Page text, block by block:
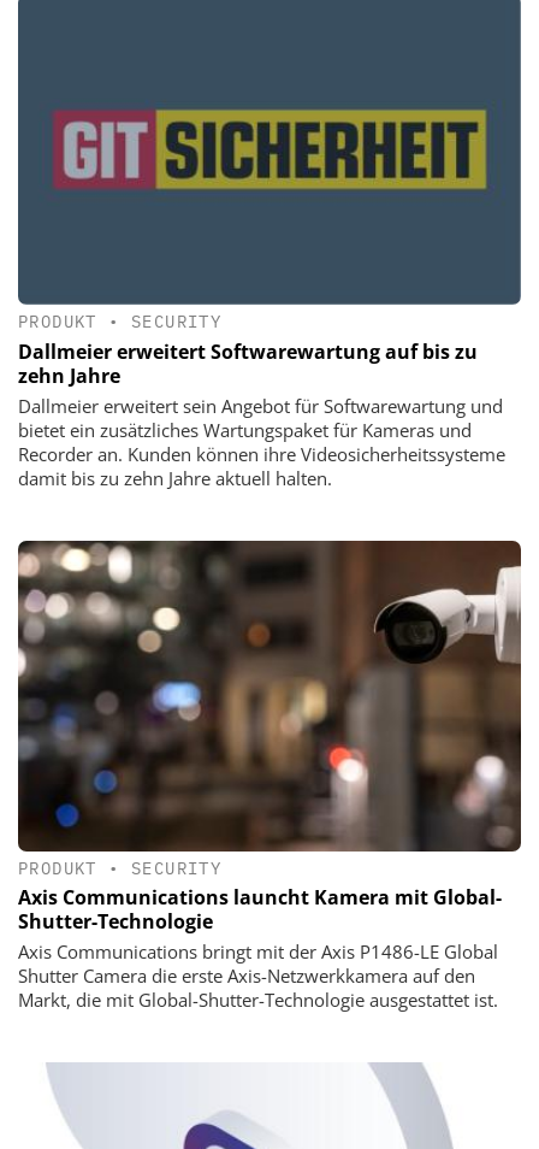
PRODUKT • SECURITY
Dallmeier erweitert Softwarewartung auf bis zu
zehn Jahre
Dallmeier erweitert sein Angebot für Softwarewartung und
bietet ein zusätzliches Wartungspaket für Kameras und
Recorder an. Kunden können ihre Videosicherheitssysteme
damit bis zu zehn Jahre aktuell halten.
PRODUKT • SECURITY
Axis Communications launcht Kamera mit Global-
Shutter-Technologie
Axis Communications bringt mit der Axis P1486-LE Global
Shutter Camera die erste Axis-Netzwerkkamera auf den
Markt, die mit Global-Shutter-Technologie ausgestattet ist.